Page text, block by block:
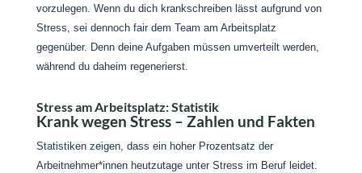
vorzulegen. Wenn du dich krankschreiben lässt aufgrund von
Stress, sei dennoch fair dem Team am Arbeitsplatz
gegenüber. Denn deine Aufgaben müssen umverteilt werden,
während du daheim regenerierst.
Stress am Arbeitsplatz: Statistik
Krank wegen Stress – Zahlen und Fakten
Statistiken zeigen, dass ein hoher Prozentsatz der
Arbeitnehmer*innen heutzutage unter Stress im Beruf leidet.